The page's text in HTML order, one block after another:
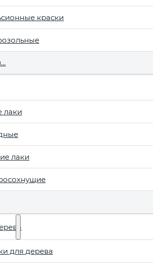
краски
лаки
лаки
для дерева